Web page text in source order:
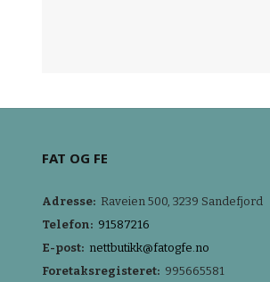
FAT OG FE
Adresse: Raveien 500, 3239 Sandefjord
Telefon: 91587216
E-post: nettbutikk@fatogfe.no
Foretaksregisteret: 995665581